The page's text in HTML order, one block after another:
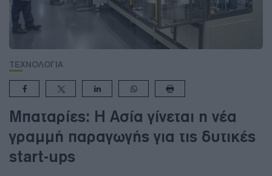
ΤΕΧΝΟΛΟΓΙΑ
Μπαταρίες: Η Ασία γίνεται η νέα
γραμμή παραγωγής για τις δυτικές
start-ups